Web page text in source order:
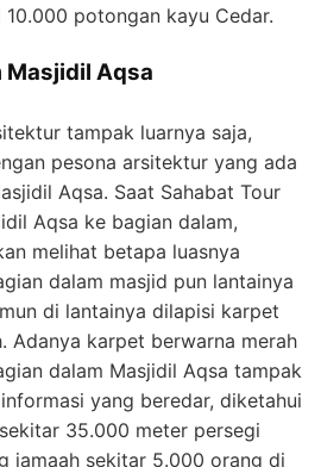
potongan kayu Cedar.
Masjidil Aqsa
tampak luarnya saja,
pesona arsitektur yang ada
Aqsa. Saat Sahabat Tour
Aqsa ke bagian dalam,
melihat betapa luasnya
dalam masjid pun lantainya
di lantainya dilapisi karpet
Adanya karpet berwarna merah
dalam Masjidil Aqsa tampak
yang beredar, diketahui
35.000 meter persegi
jamaah sekitar 5.000 orang di